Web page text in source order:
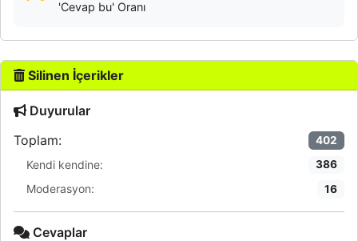
'Cevap bu' Oranı
Silinen İçerikler
Duyurular
Toplam:
402
Kendi kendine: 386
Moderasyon: 16
Cevaplar